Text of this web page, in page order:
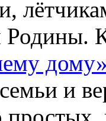
Родины.
и